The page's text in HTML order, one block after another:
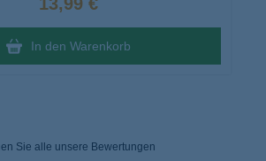
In den Warenkorb
Sie alle unsere Bewertungen